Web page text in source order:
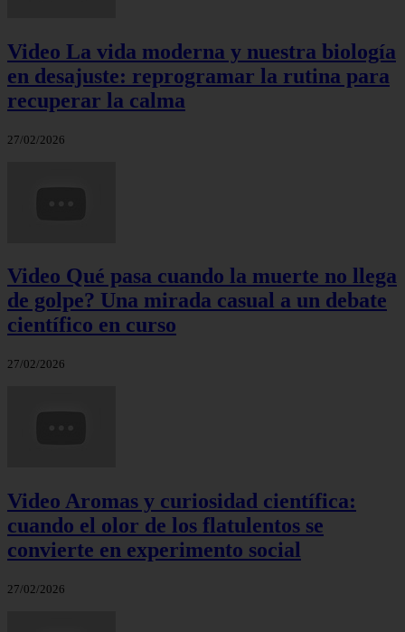
Video La vida moderna y nuestra biología
en desajuste: reprogramar la rutina para
recuperar la calma
27/02/2026
Video Qué pasa cuando la muerte no llega
de golpe? Una mirada casual a un debate
científico en curso
27/02/2026
Video Aromas y curiosidad científica:
cuando el olor de los flatulentos se
convierte en experimento social
27/02/2026